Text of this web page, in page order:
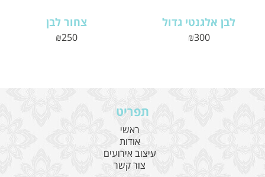
לבן אלגנטי גדול
₪300
צחור לבן
₪250
תפריט
ראשי
אודות
עיצוב אירועים
צור קשר